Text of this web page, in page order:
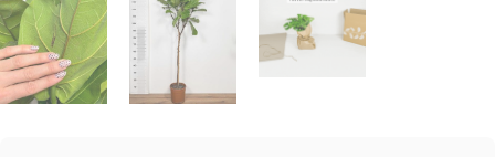
€
Dodaj v košarico
Preberi prispevek